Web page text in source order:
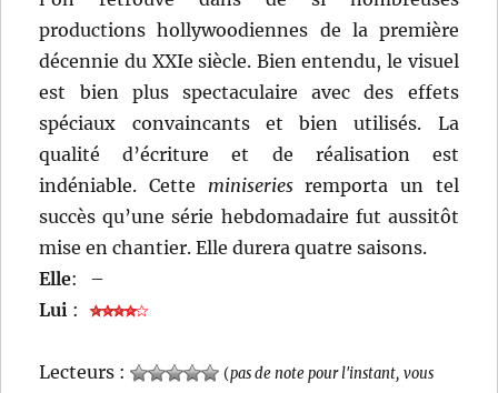
productions hollywoodiennes de la première
décennie du XXIe siècle. Bien entendu, le visuel
est bien plus spectaculaire avec des effets
spéciaux convaincants et bien utilisés. La
qualité d’écriture et de réalisation est
indéniable. Cette miniseriesremporta un tel
succès qu’une série hebdomadaire fut aussitôt
mise en chantier. Elle durera quatre saisons.
Elle:
–
Lui :
Lecteurs : (pas de note pour l'instant, vous